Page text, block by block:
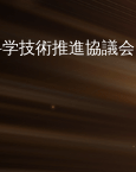
技術推進協議会